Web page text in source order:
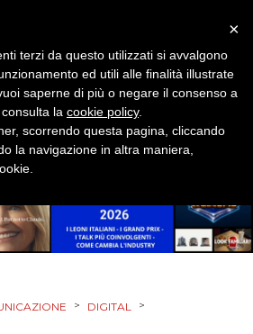
> DIGITAL >
×
terzi da questo utilizzati si avvalgono
ed utili alle finalità illustrate
saperne di più o negare il consenso a
la cookie policy.
scorrendo questa pagina, cliccando
la navigazione in altra maniera,